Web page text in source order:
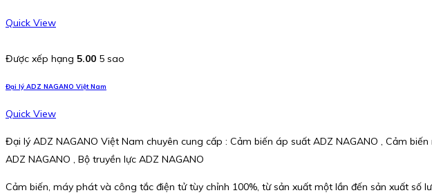
Quick View
Được xếp hạng 5.00 5 sao
Đại lý ADZ NAGANO Việt Nam
Quick View
Đại lý ADZ NAGANO Việt Nam chuyên cung cấp : Cảm biến áp suất ADZ NAGANO , Cảm
ADZ NAGANO , Bộ truyền lực ADZ NAGANO
Cảm biến, máy phát và công tắc điện tử tùy chỉnh 100%, từ sản xuất một lần đến sản xuất